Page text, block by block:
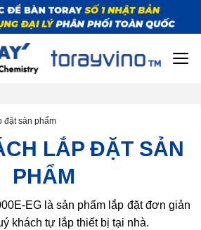
đặt sản phẩm
LẮP ĐẶT SẢN
PHẨM
EG là sản phẩm lắp đặt đơn giản
khách tự lắp thiết bị tại nhà.